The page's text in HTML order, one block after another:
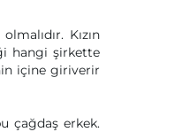
Kızın
hangi şirkette
içine giriverir
çağdaş erkek.